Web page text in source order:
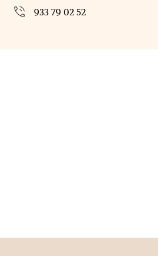
933 79 02 52